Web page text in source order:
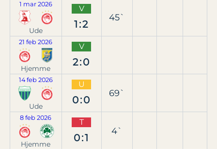
1 mar 2026
Ude
V
1:2
45`
21 feb 2026
Hjemme
V
2:0
14 feb 2026
Ude
U
0:0
69`
8 feb 2026
Hjemme
T
0:1
4`